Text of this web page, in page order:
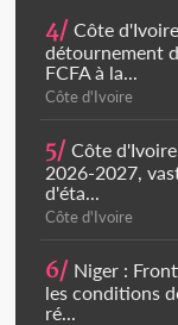
4/ Côte
détournement
FCFA à la...
Côte d'Ivoire
5/ Côte
2026-2027,
d'éta...
Côte d'Ivoire
6/ Niger :
les conditions
ré...